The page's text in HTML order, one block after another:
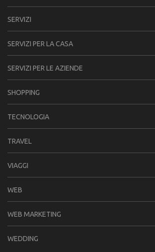
SERVIZI
SERVIZI PER LA CASA
SERVIZI PER LE AZIENDE
SHOPPING
TECNOLOGIA
TRAVEL
VIAGGI
WEB
WEB MARKETING
WEDDING